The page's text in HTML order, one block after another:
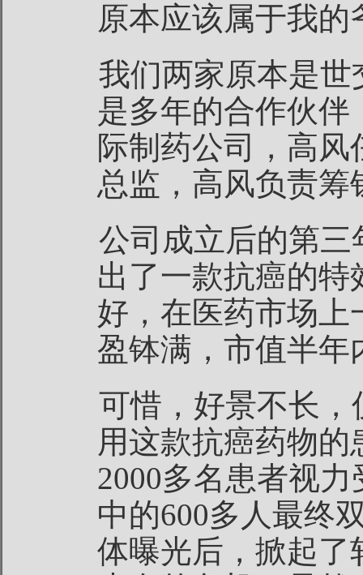
原本应该属于我的
我们两家原本是
是多年的合作伙
际制药公司，高
总监，高风负责筹
公司成立后的第
出了一款抗癌的
好，在医药市场上
盈钵满，市值半年
可惜，好景不长
用这款抗癌药物
2000多名患者视
中的600多人最终
体曝光后，掀起了